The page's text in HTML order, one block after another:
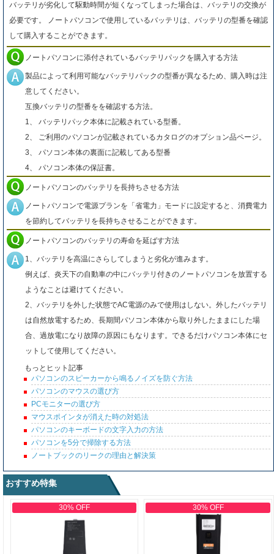
バッテリが劣化して駆動時間が短くなってしまった場合は、バッテリの交換が
必要です。 ノートパソコンで使用しているバッテリは、バッテリの型番を確認
して購入することができます。
ノートパソコンに添付されているバッテリパックを購入する方法
製品によって利用可能なバッテリパックの型番が異なるため、購入時は注
意してください。
互換バッテリの型番をを確認する方法。
1、 バッテリパック本体に記載されている型番。
2、 ご利用のパソコンが記載されているカタログのオプション品ページ。
3、 パソコン本体の裏面に記載してある型番
4、 パソコン本体の保証書。
ノートパソコンのバッテリを長持ちさせる方法
ノートパソコンで電源プランを「省電力」モードに設定すると、消費電力
を節約してバッテリを長持ちさせることができます。
ノートパソコンのバッテリの寿命を延ばす方法
1、バッテリを高温にさらしてしまうと劣化が進みます。
例えば、炎天下の自動車の中にバッテリ付きのノートパソコンを放置する
ようなことは避けてください。
2、バッテリを外した状態でAC電源のみで使用はしない。外したバッテリ
は自然放電するため、長期間パソコン本体から取り外したままにした場
合、過放電になり故障の原因にもなります。できるだけパソコン本体にセ
ットして使用してください。
もっとヒット記事
パソコンのスピーカーから鳴るノイズを防ぐ方法
パソコンのマウスの選び方
PCモニターの選び方
マウスポインタが消えた時の対処法
パソコンのキーボードの文字入力の方法
パソコンを5分で掃除する方法
ノートブックのリークの理由と解決策
おすすめ特集
30% OFF 30% OFF